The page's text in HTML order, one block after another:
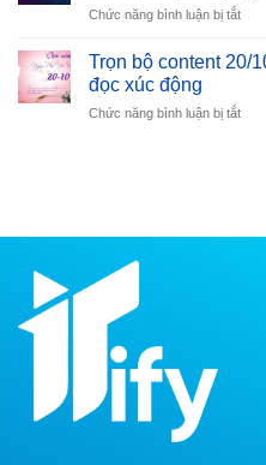
Và
Ro
Tránh
Chức năng bình luận bị tắtở
lược
Trọn bộ content 20/
đọc xúc động
Chức năng bình luận bị tắtở
và